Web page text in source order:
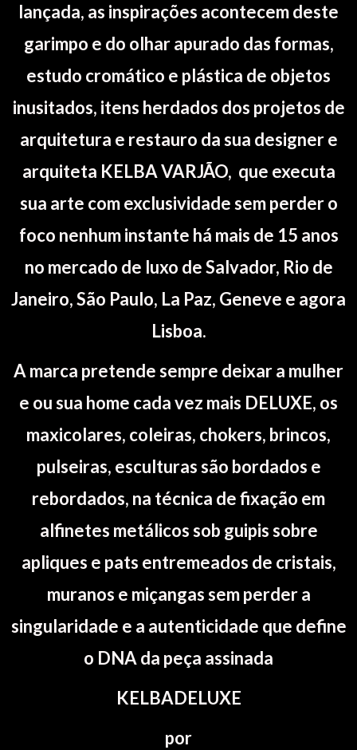
lançada, as inspirações acontecem deste
garimpo e do olhar apurado das formas,
estudo cromático e plástica de objetos
inusitados, itens herdados dos projetos de
arquitetura e restauro da sua designer e
arquiteta KELBA VARJÃO, que executa
sua arte com exclusividade sem perder o
foco nenhum instante há mais de 15 anos
no mercado de luxo de Salvador, Rio de
Janeiro, São Paulo, La Paz, Geneve e agora
Lisboa.
A marca pretende sempre deixar a mulher
e ou sua home cada vez mais DELUXE, os
maxicolares, coleiras, chokers, brincos,
pulseiras, esculturas são bordados e
rebordados, na técnica de fixação em
alfinetes metálicos sob guipis sobre
apliques e pats entremeados de cristais,
muranos e miçangas sem perder a
singularidade e a autenticidade que define
o DNA da peça assinada
KELBADELUXE
por